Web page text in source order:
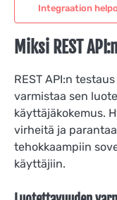
Integraation
Miksi REST
REST API:n
varmistaa sen
käyttäjäkokemus.
virheitä ja
tehokkaampiin
käyttäjiin.